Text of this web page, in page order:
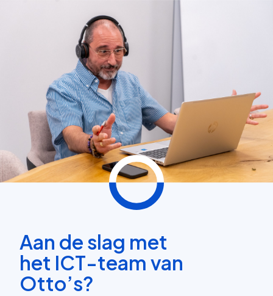
Aan de slag met
het ICT-team van
Otto’s?